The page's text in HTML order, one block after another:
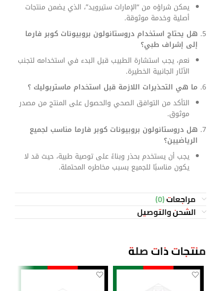
يمكن شراؤه من “الإمارات ستيرويد”، الذي يضمن منتجات
أصلية وخدمة موثوقة.
هل يحتاج استخدام دروستانولون بروبيونات كوبر فارما
إلى إشراف طبي؟
نعم، يجب استشارة الطبيب قبل البدء في استخدامه لتجنب
الآثار الجانبية الخطيرة.
ما هي التحذيرات اللازمة قبل استخدام ماستربوليك ؟
التأكد من التوافق الصحي والحصول على المنتج من مصدر
موثوق.
هل دروستانولون بروبيونات كوبر فارما مناسب لجميع
الرياضيين؟
يجب أن يستخدم بحذر وبناءً على توصية طبية، حيث قد لا
يكون مناسبًا للجميع بسبب مخاطره المحتملة.
مراجعات (0)
الشحن والتوصيل
منتجات ذات صلة